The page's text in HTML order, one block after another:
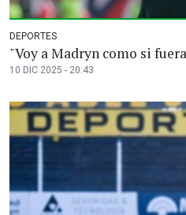
DEPORTES
"Voy a Madryn como si
10 DIC 2025 - 20:43